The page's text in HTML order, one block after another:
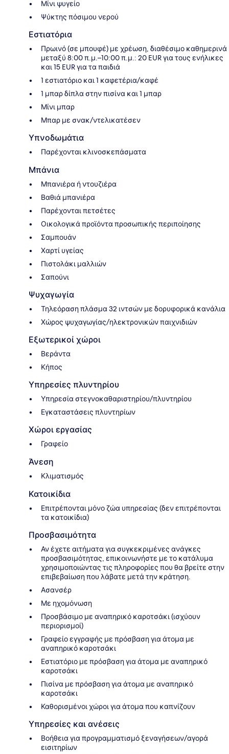
Μίνι ψυγείο
Ψύκτης πόσιμου νερού
Εστιατόρια
Πρωινό (σε μπουφέ) με χρέωση, διαθέσιμο καθημερινά
μεταξύ 8:00 π.μ.–10:00 π.μ.: 20 EUR για τους ενήλικες
και 15 EUR για τα παιδιά
1 εστιατόριο και 1 καφετέρια/καφέ
1 μπαρ δίπλα στην πισίνα και 1 μπαρ
Μίνι μπαρ
Μπαρ με σνακ/ντελικατέσεν
Υπνοδωμάτια
Παρέχονται κλινοσκεπάσματα
Μπάνια
Μπανιέρα ή ντουζιέρα
Βαθιά μπανιέρα
Παρέχονται πετσέτες
Οικολογικά προϊόντα προσωπικής περιποίησης
Σαμπουάν
Χαρτί υγείας
Πιστολάκι μαλλιών
Σαπούνι
Ψυχαγωγία
Τηλεόραση πλάσμα 32 ιντσών με δορυφορικά κανάλια
Χώρος ψυχαγωγίας/ηλεκτρονικών παιχνιδιών
Εξωτερικοί χώροι
Βεράντα
Κήπος
Υπηρεσίες πλυντηρίου
Υπηρεσία στεγνοκαθαριστηρίου/πλυντηρίου
Εγκαταστάσεις πλυντηρίων
Χώροι εργασίας
Γραφείο
Άνεση
Κλιματισμός
Κατοικίδια
Επιτρέπονται μόνο ζώα υπηρεσίας (δεν επιτρέπονται
τα κατοικίδια)
Προσβασιμότητα
Αν έχετε αιτήματα για συγκεκριμένες ανάγκες
προσβασιμότητας, επικοινωνήστε με το κατάλυμα
χρησιμοποιώντας τις πληροφορίες που θα βρείτε στην
επιβεβαίωση που λάβατε μετά την κράτηση.
Ασανσέρ
Με ηχομόνωση
Προσβάσιμο με αναπηρικό καροτσάκι (ισχύουν
περιορισμοί)
Γραφείο εγγραφής με πρόσβαση για άτομα με
αναπηρικό καροτσάκι
Εστιατόριο με πρόσβαση για άτομα με αναπηρικό
καροτσάκι
Πισίνα με πρόσβαση για άτομα με αναπηρικό
καροτσάκι
Καθορισμένοι χώροι για άτομα που καπνίζουν
Υπηρεσίες και ανέσεις
Βοήθεια για προγραμματισμό ξεναγήσεων/αγορά
εισιτηρίων